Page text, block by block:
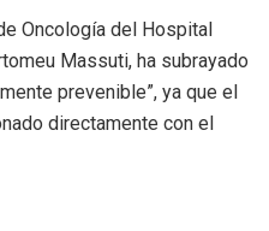
Oncología del Hospital
Massuti, ha subrayado
prevenible”, ya que el
directamente con el